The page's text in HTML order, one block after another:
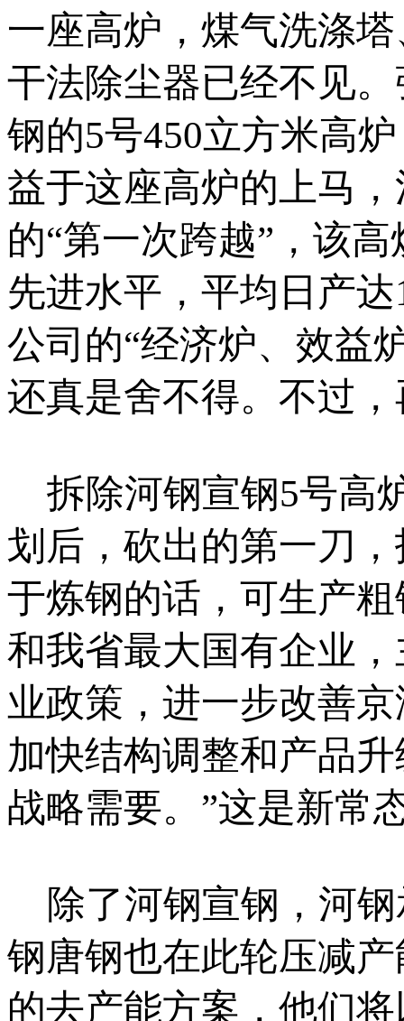
一座高炉，煤气洗涤
干法除尘器已经不见
钢的5号450立方米高
益于这座高炉的上马
的“第一次跨越”，该
先进水平，平均日产
公司的“经济炉、效益
还真是舍不得。不过
拆除河钢宣钢5号高
划后，砍出的第一刀
于炼钢的话，可生产
和我省最大国有企业
业政策，进一步改善
加快结构调整和产品
战略需要。”这是新常
除了河钢宣钢，河钢
钢唐钢也在此轮压减
的去产能方案，他们